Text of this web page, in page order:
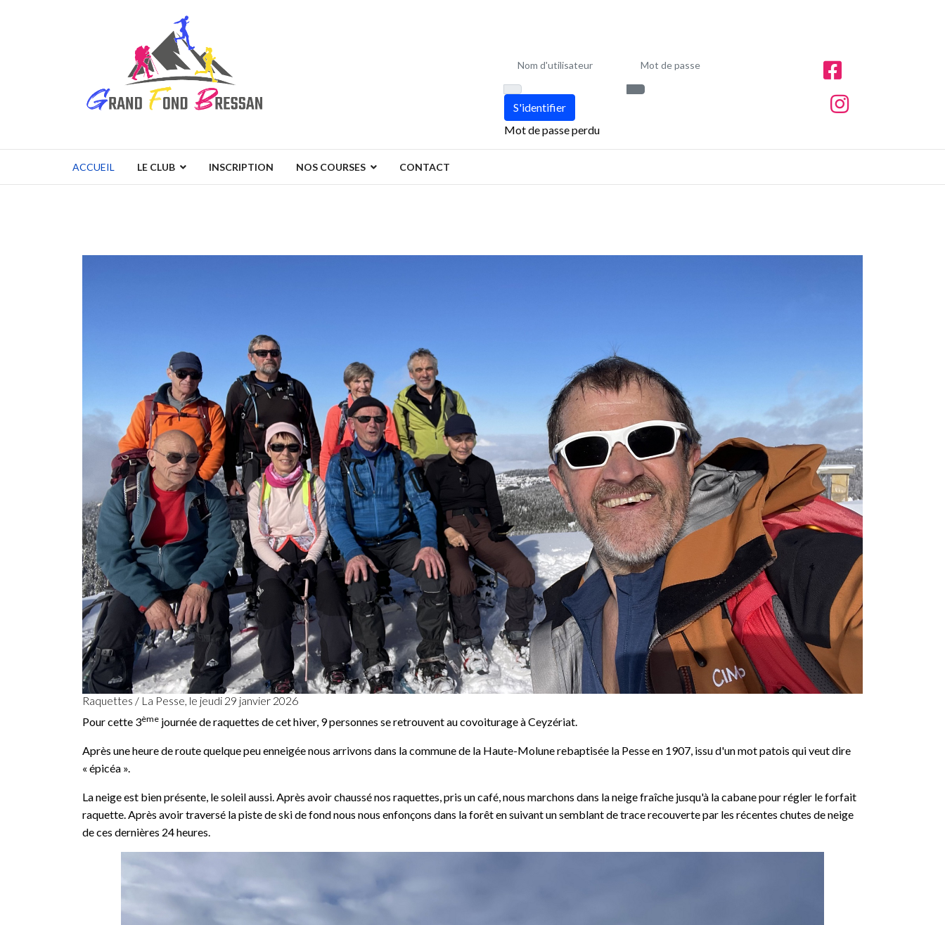
Afficher le mot de passe
S'identifier
Mot de passe perdu
ACCUEIL LE CLUB INSCRIPTION NOS COURSES CONTACT
Raquettes / La Pesse, le jeudi 29 janvier 2026
Pour cette 3ème journée de raquettes de cet hiver, 9 personnes se retrouvent au covoiturage à Ceyzériat.
Après une heure de route quelque peu enneigée nous arrivons dans la commune de la Haute-Molune rebaptisée la Pesse en 1907, issu d'un mot patois qui veut dire
« épicéa ».
La neige est bien présente, le soleil aussi. Après avoir chaussé nos raquettes, pris un café, nous marchons dans la neige fraîche jusqu'à la cabane pour régler le forfait
raquette. Après avoir traversé la piste de ski de fond nous nous enfonçons dans la forêt en suivant un semblant de trace recouverte par les récentes chutes de neige
de ces dernières 24 heures.